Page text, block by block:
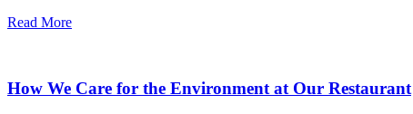
Read More
How We Care for the Environment at Our Restaurant